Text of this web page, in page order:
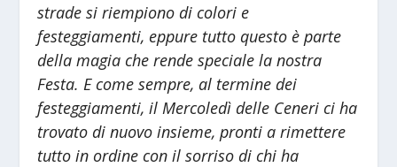
strade si riempiono di colori e
festeggiamenti, eppure tutto questo è parte
della magia che rende speciale la nostra
Festa. E come sempre, al termine dei
festeggiamenti, il Mercoledì delle Ceneri ci ha
trovato di nuovo insieme, pronti a rimettere
tutto in ordine con il sorriso di chi ha